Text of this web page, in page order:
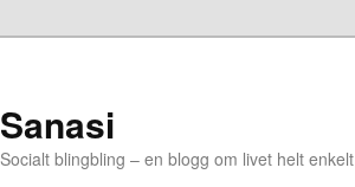
Sanasi
Socialt blingbling – en blogg om livet helt enkelt